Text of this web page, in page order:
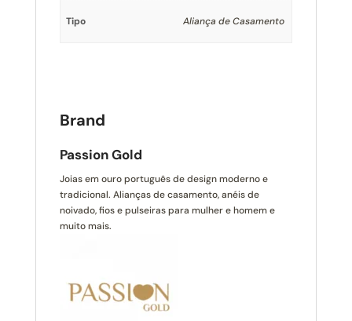
Tipo Aliança de Casamento
Brand
Passion Gold
Joias em ouro português de design moderno e
tradicional. Alianças de casamento, anéis de
noivado, fios e pulseiras para mulher e homem e
muito mais.